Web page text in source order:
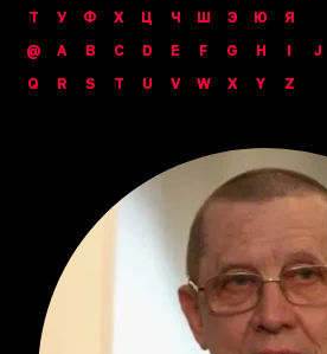
Т
У Ф Х Ц Ч Ш Э Ю
Я
@
A B C D E F G H I J
Q
R S T U V W X Y Z